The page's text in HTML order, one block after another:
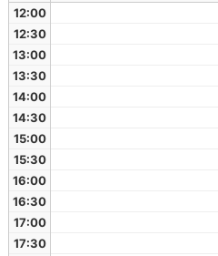
12:00
12:30
13:00
13:30
14:00
14:30
15:00
15:30
16:00
16:30
17:00
17:30